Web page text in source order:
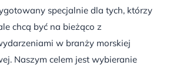
specjalnie dla tych, którzy
chcą być na bieżąco z
w branży morskiej
Naszym celem jest wybieranie